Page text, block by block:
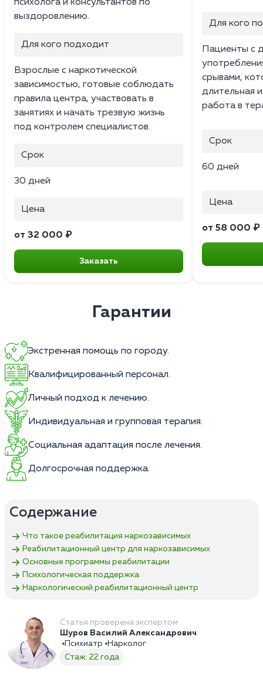
психолога и консультантов по
выздоровлению.
Для кого подходит
Взрослые с наркотической
зависимостью, готовые соблюдать
правила центра, участвовать в
занятиях и начать трезвую жизнь
под контролем специалистов.
Срок
30 дней
Цена
от 32 000 ₽
Заказать
Для кого
Пациенты с
срывами,
длительная
работа в
Срок
60 дней
Цена
от 58 000 ₽
Гарантии
Экстренная помощь по городу.
Квалифицированный персонал.
Личный подход к лечению.
Индивидуальная и групповая терапия.
Социальная адаптация после лечения.
Долгосрочная поддержка.
Содержание
Что такое реабилитация наркозависимых
Реабилитационный центр для наркозависимых
Основные программы реабилитации
Психологическая поддержка
Наркологический реабилитационный центр
Статья проверена экспертом
Шуров Василий Александрович
Психиатр
Нарколог
Стаж: 22 года